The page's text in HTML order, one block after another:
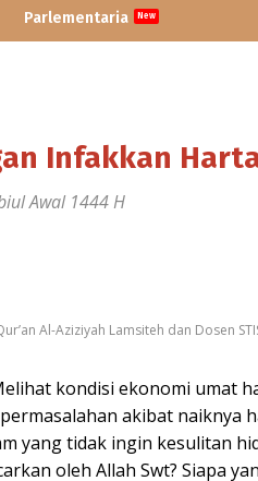
Parlementaria
Infakkan
Awal 1444 H
Al-Aziziyah Lamsiteh dan Dosen
kondisi ekonomi umat
akibat naiknya
yang tidak ingin kesulitan
oleh Allah Swt? Siapa